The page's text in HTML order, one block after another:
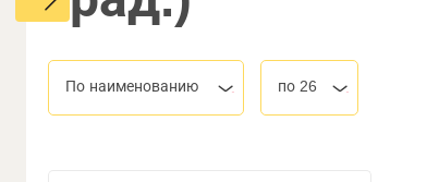
По наименованию по 26